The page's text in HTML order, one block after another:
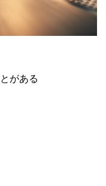
がある